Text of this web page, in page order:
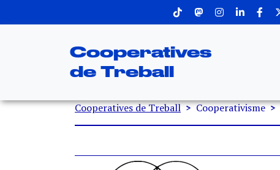
Menu superior
Cooperatives
de Treball
Fil d'ariadna
Cooperatives de Treball Cooperativisme